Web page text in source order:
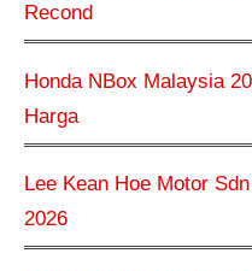
Recond
Honda NBox Malaysia
Harga
Lee Kean Hoe Motor
2026